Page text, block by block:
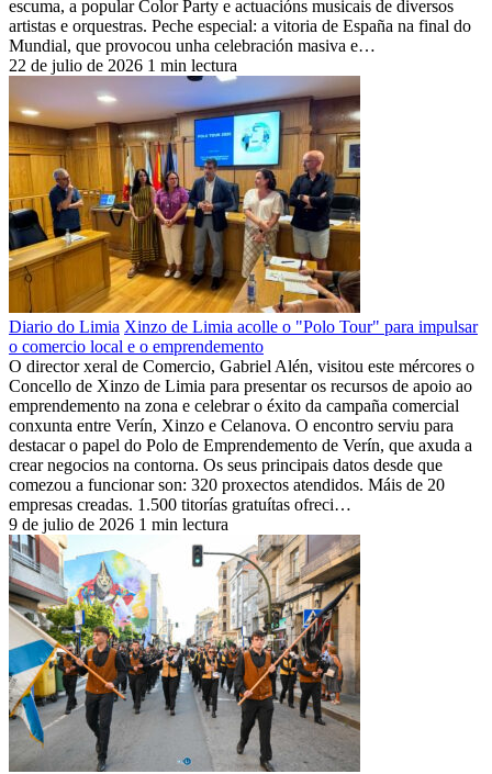
escuma, a popular Color Party e actuacións musicais de diversos
artistas e orquestras. Peche especial: a vitoria de España na final do
Mundial, que provocou unha celebración masiva e…
22 de julio de 2026 1 min lectura
Diario do Limia Xinzo de Limia acolle o "Polo Tour" para impulsar
o comercio local e o emprendemento
O director xeral de Comercio, Gabriel Alén, visitou este mércores o
Concello de Xinzo de Limia para presentar os recursos de apoio ao
emprendemento na zona e celebrar o éxito da campaña comercial
conxunta entre Verín, Xinzo e Celanova. O encontro serviu para
destacar o papel do Polo de Emprendemento de Verín, que axuda a
crear negocios na contorna. Os seus principais datos desde que
comezou a funcionar son: 320 proxectos atendidos. Máis de 20
empresas creadas. 1.500 titorías gratuítas ofreci…
9 de julio de 2026 1 min lectura